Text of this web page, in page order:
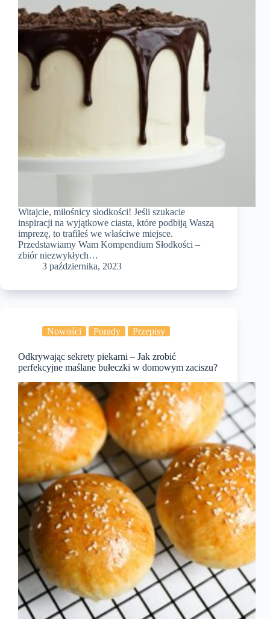
Witajcie, miłośnicy słodkości! Jeśli szukacie
inspiracji na wyjątkowe ciasta, które podbiją Waszą
imprezę, to trafiłeś we właściwe miejsce.
Przedstawiamy Wam Kompendium Słodkości –
zbiór niezwykłych…
3 października, 2023
Nowości Porady Przepisy
Odkrywając sekrety piekarni – Jak zrobić
perfekcyjne maślane bułeczki w domowym zaciszu?